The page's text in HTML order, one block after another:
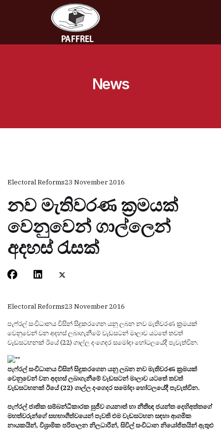
News
Electoral Reforms23 November 2016
නව මැතිවරණ ක්‍රමයක්
වෙනුවෙන් ගාල්ලෙන්
අදහස් රැසක්
Electoral Reforms23 November 2016
පැෆ්රල් සංවිධානය විසින් සිදුකරගෙන යනු ලබන නව මැතිවරණ ක්‍රමයක්
වෙනුවෙන් වන අදහස් ලබාගැනීමේ වැඩසටන් මාලාව යටතේ තවත්
වැඩසටහනක් ඊයේ (22) ගාල්ල දංගෙදර සමෝදා හෝටලයේදී පැවැත්වින.
පැෆ්රල් සංවිධානය විසින් සිදුකරගෙන යනු ලබන නව මැතිවරණ ක්‍රමයක්
වෙනුවෙන් වන අදහස් ලබාගැනීමේ වැඩසටන් මාලාව යටතේ තවත්
වැඩසටහනක් ඊයේ (22) ගාල්ල දංගෙදර සමෝදා හෝටලයේදී පැවැත්වින.
පැෆ්රල් ජාතික සම්බන්ධීකාරක සුජීව ගයනාත් හා නීතීඥ ජයන්ත දෙහිඅත්තගේ
මහත්වරුන්ගේ සහභාගීත්වයෙන් පැවති එම වැඩසටහන සඳහා ආගමික
නායකයින්, විශ්‍රාමික පරිපාලන නිලධාරීන්, සිවිල් සංවිධාන නියෝජිතයින් ඇතුළු